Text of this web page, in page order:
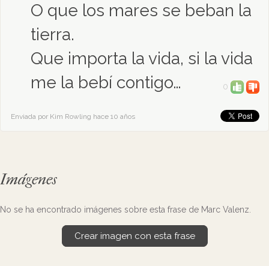
O que los mares se beban la
tierra.
Que importa la vida, si la vida
me la bebí contigo…
0
Enviada por Kim Rowling hace 10 años
Imágenes
No se ha encontrado imágenes sobre esta frase de Marc Valenz.
Crear imagen con esta frase